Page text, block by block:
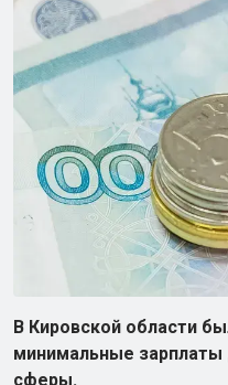
В Кировской области
минимальные
сферы.